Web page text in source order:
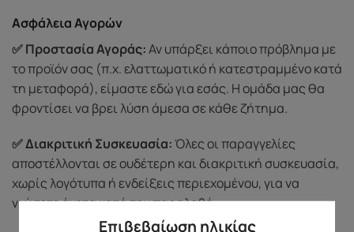
Ασφάλεια Αγορών
✅ Προστασία Αγοράς:Αν υπάρξει κάποιο πρόβλημα με
το προϊόν σας (π.χ. ελαττωματικό ή κατεστραμμένο κατά
τη μεταφορά), είμαστε εδώ για εσάς. Η ομάδα μας θα
φροντίσει να βρει λύση άμεσα σε κάθε ζήτημα.
✅ Διακριτική Συσκευασία:Όλες οι παραγγελίες
αποστέλλονται σε ουδέτερη και διακριτική συσκευασία,
χωρίς λογότυπα ή ενδείξεις περιεχομένου, για να
νιώσετε άνετα κατά την παραλαβή.
Επιβεβαίωση ηλικίας